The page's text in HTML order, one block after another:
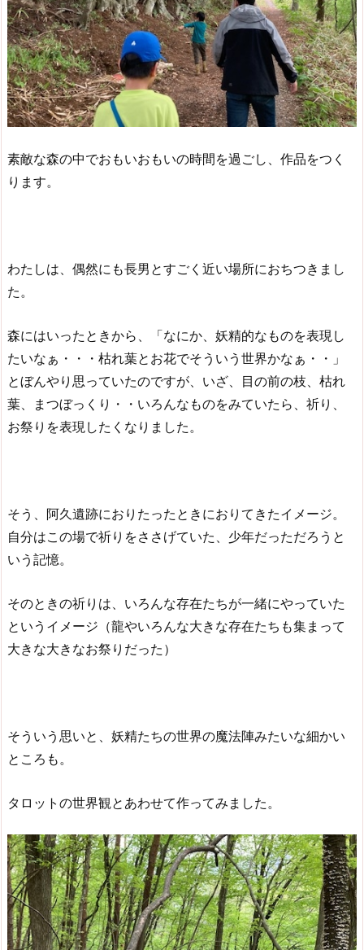
素敵な森の中でおもいおもいの時間を過ごし、作品をつく
ります。
わたしは、偶然にも長男とすごく近い場所におちつきまし
た。
森にはいったときから、「なにか、妖精的なものを表現し
たいなぁ・・・枯れ葉とお花でそういう世界かなぁ・・」
とぼんやり思っていたのですが、いざ、目の前の枝、枯れ
葉、まつぼっくり・・いろんなものをみていたら、祈り、
お祭りを表現したくなりました。
そう、阿久遺跡におりたったときにおりてきたイメージ。
自分はこの場で祈りをささげていた、少年だっただろうと
いう記憶。
そのときの祈りは、いろんな存在たちが一緒にやっていた
というイメージ（龍やいろんな大きな存在たちも集まって
大きな大きなお祭りだった）
そういう思いと、妖精たちの世界の魔法陣みたいな細かい
ところも。
タロットの世界観とあわせて作ってみました。